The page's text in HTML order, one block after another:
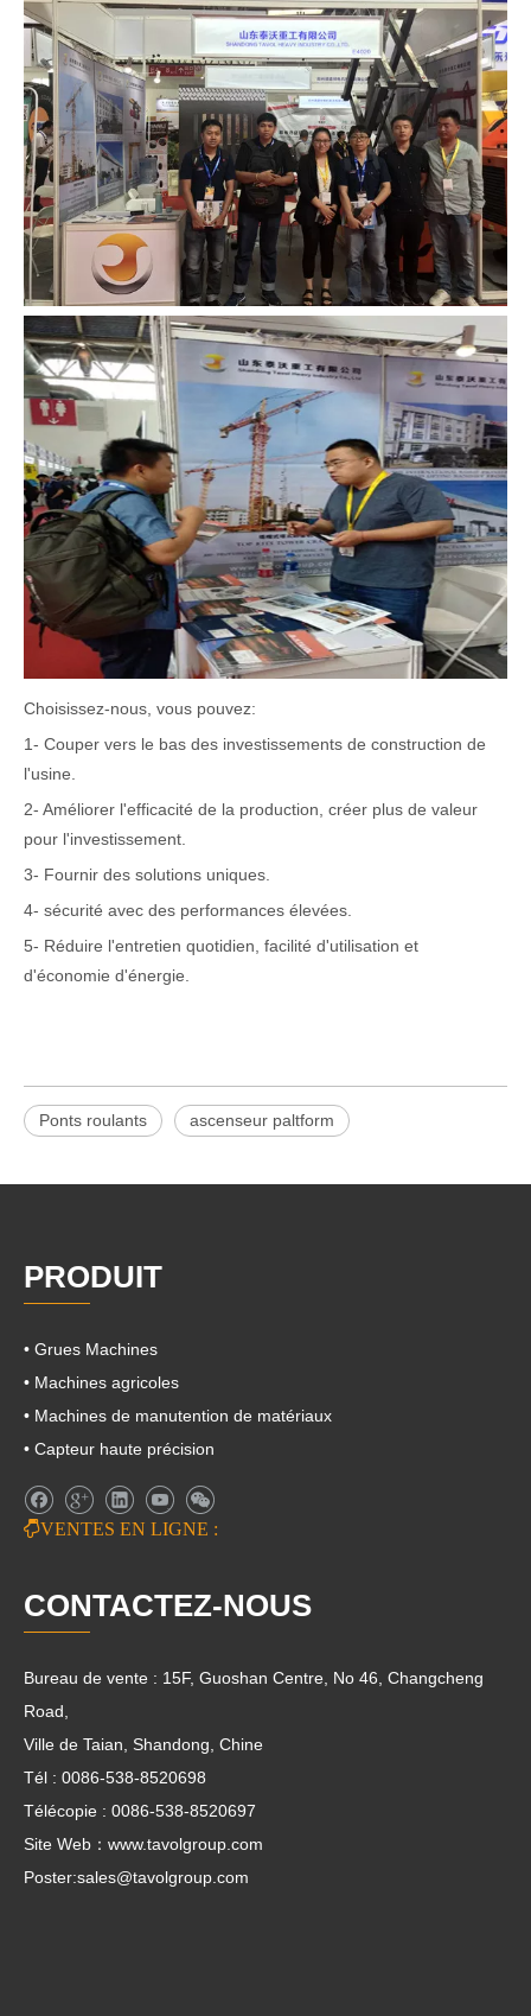
Choisissez-nous, vous pouvez:
1- Couper vers le bas des investissements de construction de
l'usine.
2- Améliorer l'efficacité de la production, créer plus de valeur
pour l'investissement.
3- Fournir des solutions uniques.
4- sécurité avec des performances élevées.
5- Réduire l'entretien quotidien, facilité d'utilisation et
d'économie d'énergie.
Ponts roulants ascenseur paltform
PRODUIT
• Grues Machines
• Machines agricoles
• Machines de manutention de matériaux
• Capteur haute précision
VENTES EN LIGNE :
CONTACTEZ-NOUS
Bureau de vente : 15F, Guoshan Centre, No 46, Changcheng
Road,
Ville de Taian, Shandong, Chine
Tél : 0086-538-8520698
Télécopie : 0086-538-8520697
Site Web：www.tavolgroup.com
Poster:sales@tavolgroup.com